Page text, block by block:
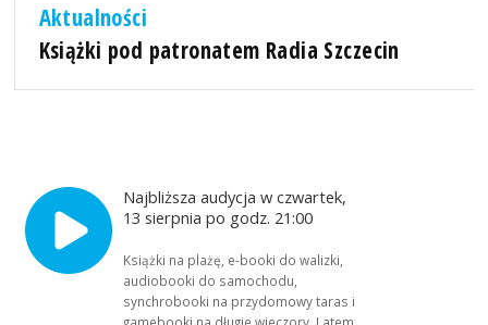
Aktualności
Książki pod patronatem Radia Szczecin
Najbliższa audycja w czwartek,
13 sierpnia po godz. 21:00
Książki na plażę, e-booki do walizki,
audiobooki do samochodu,
synchrobooki na przydomowy taras i